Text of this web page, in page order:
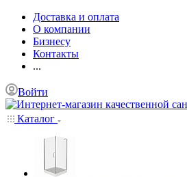
Доставка и оплата
О компании
Бизнесу
Контакты
...
Войти
Каталог